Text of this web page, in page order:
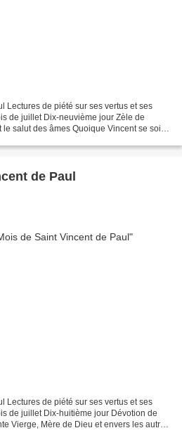
Lectures de piété sur ses vertus et ses
de juillet Dix-neuvième jour Zèle de
salut des âmes Quoique Vincent se soit
de Paul
Lectures de piété sur ses vertus et ses
de juillet Dix-huitième jour Dévotion de
Vierge, Mère de Dieu et envers les autres